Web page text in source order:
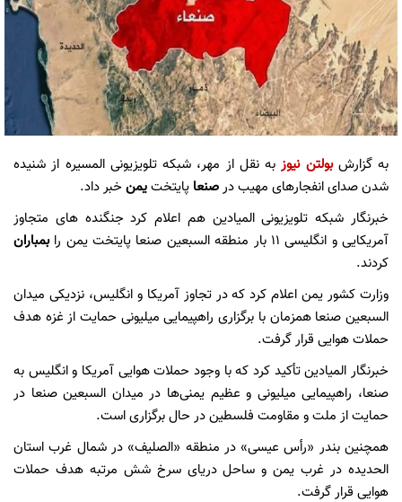
به گزارش بولتن نیوزبه نقل از مهر، شبکه تلویزیونی المسیره از شنیده
شدن صدای انفجارهای مهیب درصنعا پایتختیمنخبر داد.
خبرنگار شبکه تلویزیونی المیادین هم اعلام کرد جنگنده های متجاوز
آمریکایی و انگلیسی ۱۱ بار منطقه السبعین صنعا پایتخت یمن را
بمباران
کردند.
وزارت کشور یمن اعلام کرد که در تجاوز آمریکا و انگلیس، نزدیکی میدان
السبعین صنعا همزمان با برگزاری راهپیمایی میلیونی حمایت از غزه هدف
حملات هوایی قرار گرفت.
خبرنگار المیادین تأکید کرد که با وجود حملات هوایی آمریکا و انگلیس به
صنعا، راهپیمایی میلیونی و عظیم یمنی‌ها در میدان السبعین صنعا در
حمایت از ملت و مقاومت فلسطین در حال برگزاری است.
همچنین بندر «رأس عیسی» در منطقه «الصلیف» در شمال غرب استان
الحدیده در غرب یمن و ساحل دریای سرخ شش مرتبه هدف حملات
هوایی قرار گرفت.